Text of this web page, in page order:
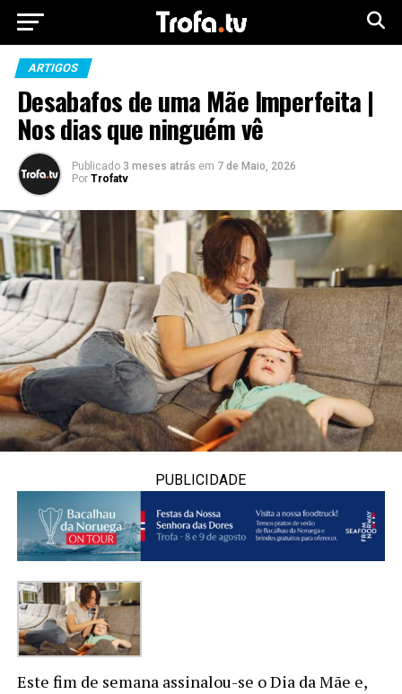
ARTIGOS
Desabafos de uma Mãe Imperfeita |
Nos dias que ninguém vê
Publicado 3 meses atrás em 7 de Maio, 2026
Por Trofatv
PUBLICIDADE
Este fim de semana assinalou-se o Dia da Mãe e,